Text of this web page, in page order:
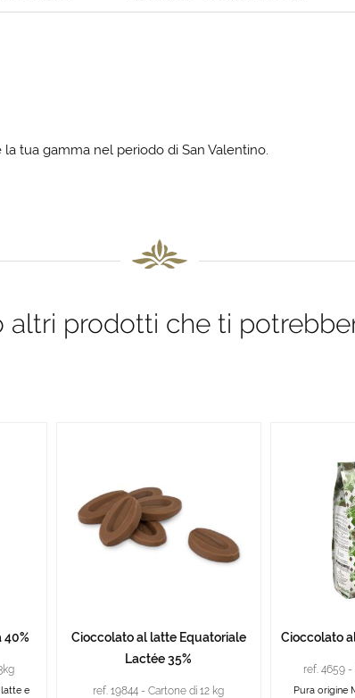
tua gamma nel periodo di San Valentino.
prodotti che ti
40%
e
Cioccolato al latte Equatoriale
Lactée 35%
ref. 19844 - Cartone di 12 kg
Cioccolato
ref. 4659
Pura origine